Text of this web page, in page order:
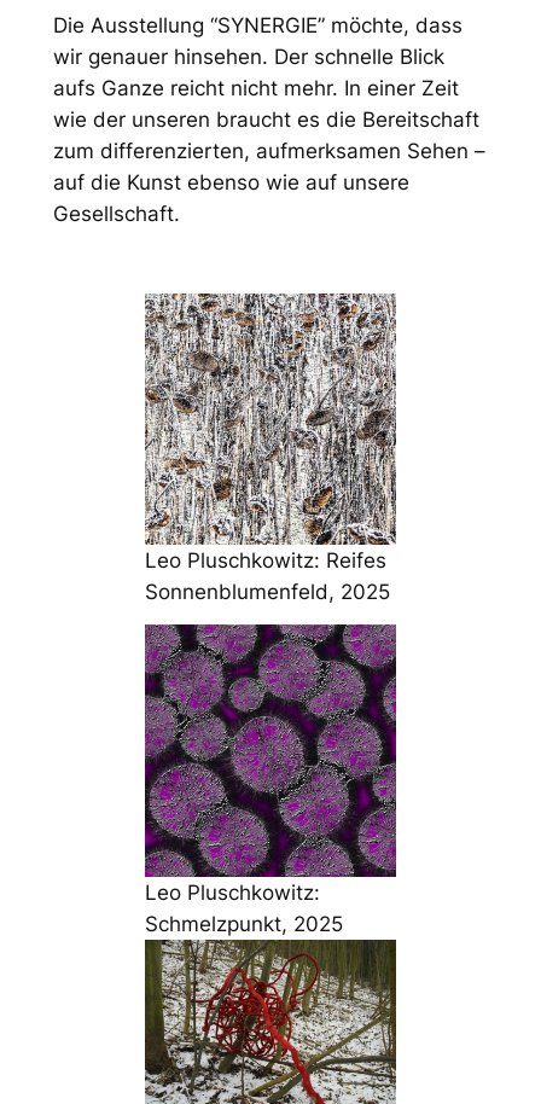
Die Ausstellung “SYNERGIE” möchte, dass
wir genauer hinsehen. Der schnelle Blick
aufs Ganze reicht nicht mehr. In einer Zeit
wie der unseren braucht es die Bereitschaft
zum differenzierten, aufmerksamen Sehen –
auf die Kunst ebenso wie auf unsere
Gesellschaft.
Leo Pluschkowitz: Reifes
Sonnenblumenfeld, 2025
Leo Pluschkowitz:
Schmelzpunkt, 2025